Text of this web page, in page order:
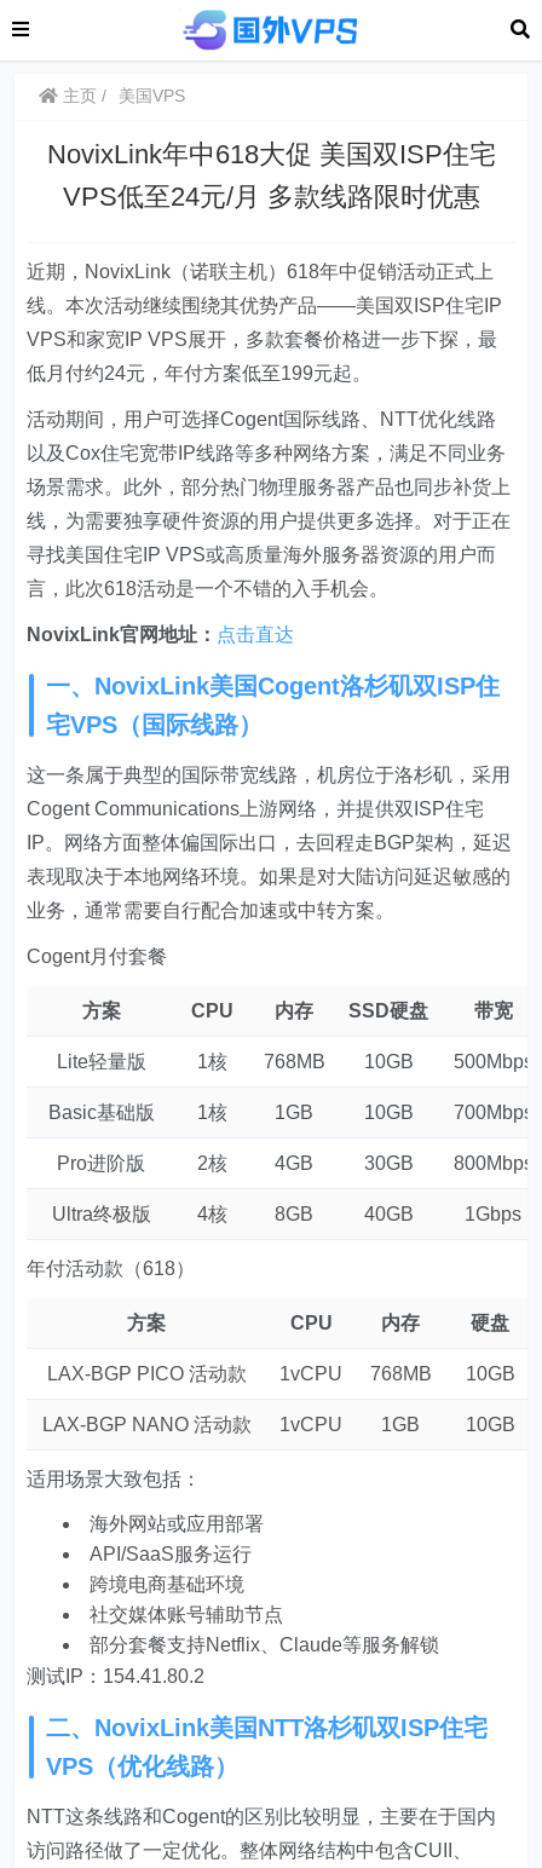
主页 美国VPS
NovixLink年中618大促 美国双ISP住宅
VPS低至24元/月 多款线路限时优惠
近期，NovixLink（诺联主机）618年中促销活动正式上
线。本次活动继续围绕其优势产品——美国双ISP住宅IP
VPS和家宽IP VPS展开，多款套餐价格进一步下探，最
低月付约24元，年付方案低至199元起。
活动期间，用户可选择Cogent国际线路、NTT优化线路
以及Cox住宅宽带IP线路等多种网络方案，满足不同业务
场景需求。此外，部分热门物理服务器产品也同步补货上
线，为需要独享硬件资源的用户提供更多选择。对于正在
寻找美国住宅IP VPS或高质量海外服务器资源的用户而
言，此次618活动是一个不错的入手机会。
NovixLink官网地址： 点击直达
一、NovixLink美国Cogent洛杉矶双ISP住
宅VPS（国际线路）
这一条属于典型的国际带宽线路，机房位于洛杉矶，采用
Cogent Communications上游网络，并提供双ISP住宅
IP。网络方面整体偏国际出口，去回程走BGP架构，延迟
表现取决于本地网络环境。如果是对大陆访问延迟敏感的
业务，通常需要自行配合加速或中转方案。
Cogent月付套餐
方案 CPU 内存 SSD硬盘 带宽
Lite轻量版 1核 768MB 10GB 500Mbps
Basic基础版 1核 1GB 10GB 700Mbps
Pro进阶版 2核 4GB 30GB 800Mbps
Ultra终极版 4核 8GB 40GB 1Gbps
年付活动款（618）
方案 CPU 内存 硬盘
LAX-BGP PICO 活动款 1vCPU 768MB 10GB
LAX-BGP NANO 活动款 1vCPU 1GB 10GB
适用场景大致包括：
海外网站或应用部署
API/SaaS服务运行
跨境电商基础环境
社交媒体账号辅助节点
部分套餐支持Netflix、Claude等服务解锁
测试IP：154.41.80.2
二、NovixLink美国NTT洛杉矶双ISP住宅
VPS（优化线路）
NTT这条线路和Cogent的区别比较明显，主要在于国内
访问路径做了一定优化。整体网络结构中包含CUII、